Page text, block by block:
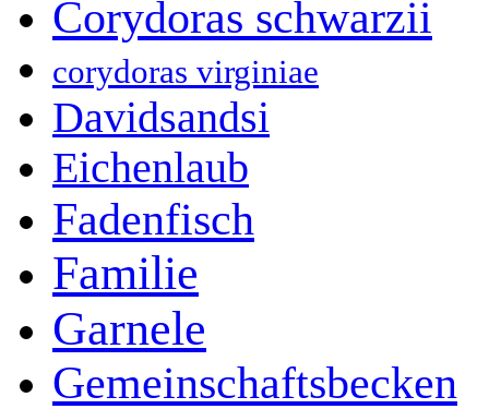
Corydoras schwarzii
corydoras virginiae
Davidsandsi
Eichenlaub
Fadenfisch
Familie
Garnele
Gemeinschaftsbecken